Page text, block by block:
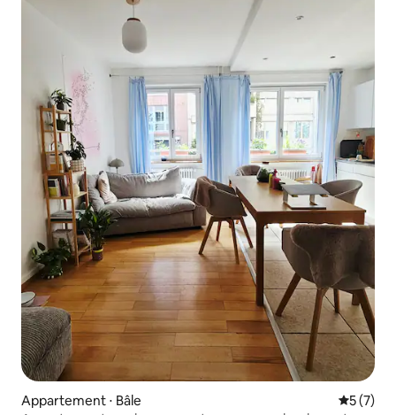
Appartement ⋅ Bâle
5 (7)